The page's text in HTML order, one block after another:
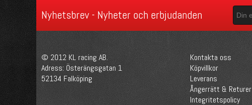
Nyhetsbrev - Nyheter och erbjudanden
© 2012 KL racing AB.
Adress: Österängsgatan 1
52134 Falköping
Kontakta oss
Köpvillkor
Leverans
Ångerrätt & Returer
Integritetspolicy